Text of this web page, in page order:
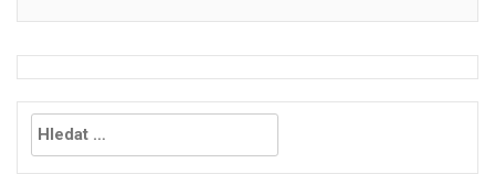
Vyhledávání